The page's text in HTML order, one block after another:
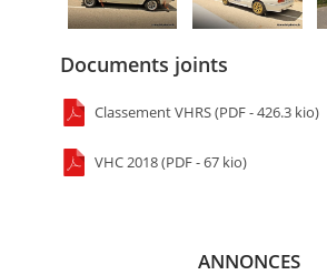
Documents joints
Classement VHRS (PDF - 426.3 kio)
VHC 2018 (PDF - 67 kio)
ANNONCES